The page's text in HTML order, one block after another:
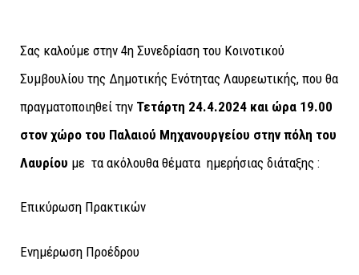
Σας καλούμε στην 4η Συνεδρίαση του Κοινοτικού
Συμβουλίου της Δημοτικής Ενότητας Λαυρεωτικής, που θα
πραγματοποιηθεί την Τετάρτη 24.4.2024 και ώρα 19.00
στον χώρο του Παλαιού Μηχανουργείου στην πόλη του
Λαυρίου με τα ακόλουθα θέματα ημερήσιας διάταξης :
Επικύρωση Πρακτικών
Ενημέρωση Προέδρου